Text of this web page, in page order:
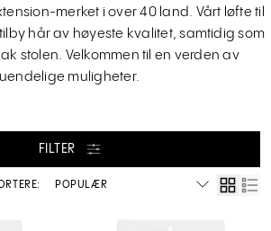
merket i over 40 land. Vårt løfte til
hår av høyeste kvalitet, samtidig som
stolen. Velkommen til en verden av
uendelige muligheter.
FILTER